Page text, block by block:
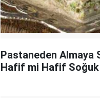
Pastaneden Almaya
Hafif mi Hafif